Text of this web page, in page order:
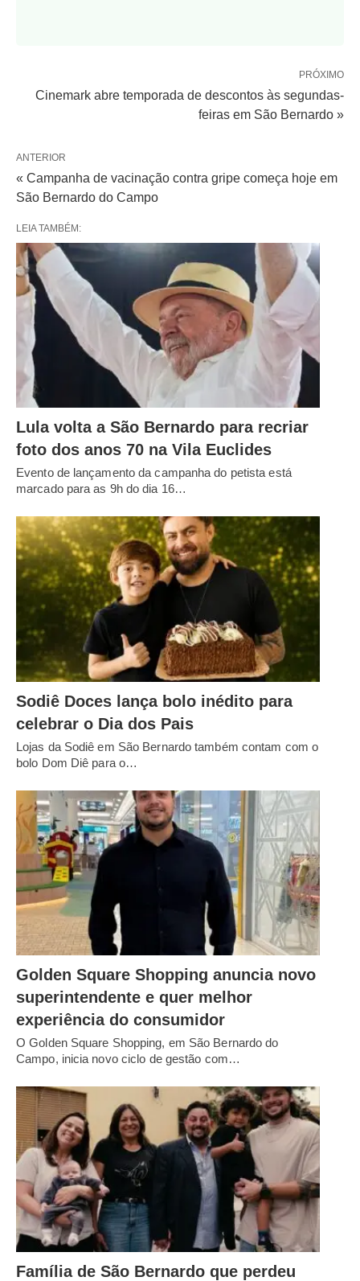
PRÓXIMO
Cinemark abre temporada de descontos às segundas-
feiras em São Bernardo »
ANTERIOR
« Campanha de vacinação contra gripe começa hoje em
São Bernardo do Campo
LEIA TAMBÉM:
Lula volta a São Bernardo para recriar
foto dos anos 70 na Vila Euclides
Evento de lançamento da campanha do petista está
marcado para as 9h do dia 16…
Sodiê Doces lança bolo inédito para
celebrar o Dia dos Pais
Lojas da Sodiê em São Bernardo também contam com o
bolo Dom Diê para o…
Golden Square Shopping anuncia novo
superintendente e quer melhor
experiência do consumidor
O Golden Square Shopping, em São Bernardo do
Campo, inicia novo ciclo de gestão com…
Família de São Bernardo que perdeu